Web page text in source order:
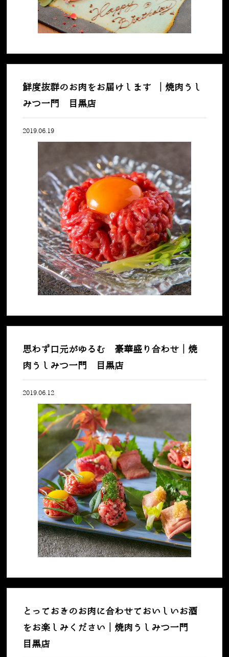
鮮度抜群のお肉をお届けします ｜焼肉うし
みつ一門 目黒店
2019.06.19
思わず口元がゆるむ 豪華盛り合わせ｜焼
肉うしみつ一門 目黒店
2019.06.12
とっておきのお肉に合わせておいしいお酒
をお楽しみください｜焼肉うしみつ一門
目黒店